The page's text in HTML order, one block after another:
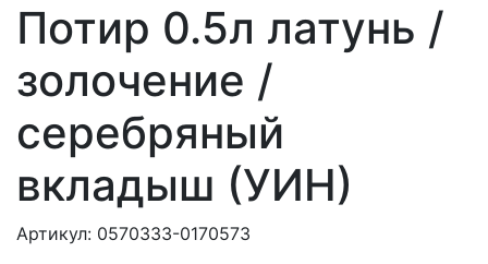
Потир 0.5л латунь /
золочение /
серебряный
вкладыш (УИН)
Артикул: 0570333-0170573